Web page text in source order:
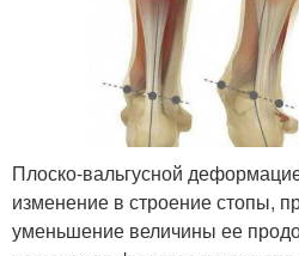
Плоско-вальгусной
изменение в строение стопы,
уменьшение величины ее